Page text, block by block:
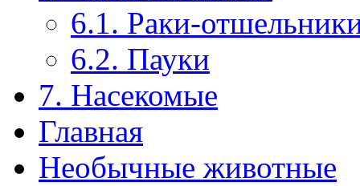
6.1. Раки-
6.2. Пауки
7. Насекомые
Главная
Необычные животные